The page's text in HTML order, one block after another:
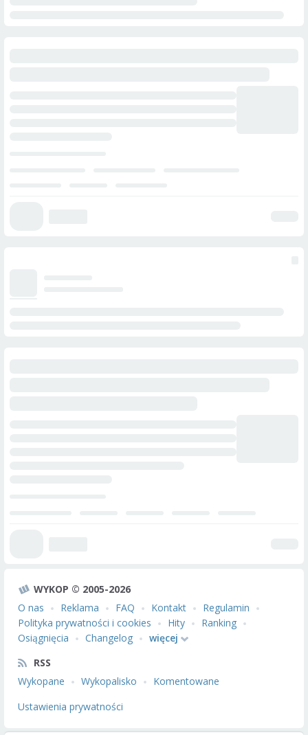
WYKOP © 2005-2026
O nas
Reklama FAQ Kontakt
Regulamin
Polityka prywatności i cookies
Hity
Ranking
Osiągnięcia
Changelog
więcej
RSS
Wykopane
Wykopalisko
Komentowane
Ustawienia prywatności